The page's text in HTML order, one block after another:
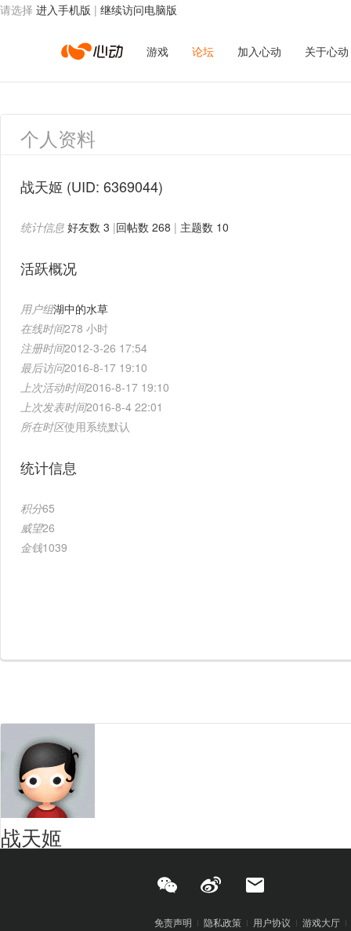
请选择 进入手机版 | 继续访问电脑版
心
动
络
游戏 论坛 加入心动 关于心动
个人资料
战天姬 (UID: 6369044)
统计信息 好友数 3 |回帖数 268 | 主题数 10
活跃概况
用户组湖中的水草
在线时间278 小时
注册时间2012-3-26 17:54
最后访问2016-8-17 19:10
上次活动时间2016-8-17 19:10
上次发表时间2016-8-4 22:01
所在时区使用系统默认
统计信息
积分65
威望26
金钱1039
战天姬
免责声明 隐私政策 用户协议 游戏大厅